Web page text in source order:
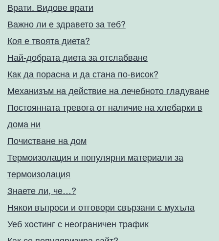
Врати. Видове врати
Важно ли е здравето за теб?
Коя е твоята диета?
Най-добрата диета за отслабване
Как да порасна и да стана по-висок?
Механизъм на действие на лечебното гладуване
Постоянната тревога от наличие на хлебарки в
дома ни
Почистване на дом
Термоизолация и популярни материали за
термоизолация
Знаете ли, че…?
Някои въпроси и отговори свързани с мухъла
Уеб хостинг с неограничен трафик